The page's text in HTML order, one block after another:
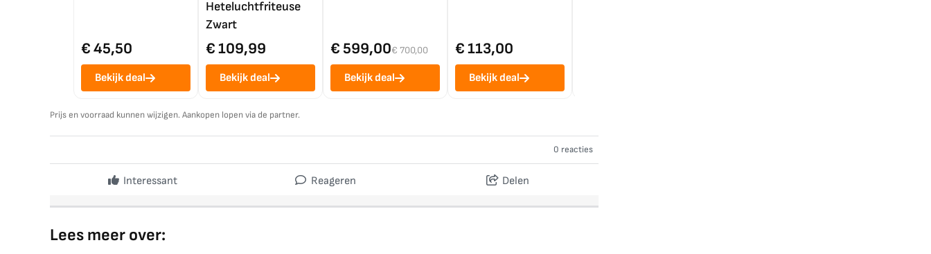
€ 45,50
Bekijk deal
Heteluchtfriteuse
Zwart
€ 109,99
Bekijk deal
€ 599,00€ 700,00
Bekijk deal
€ 113,00
Bekijk deal
Prijs en voorraad kunnen wijzigen. Aankopen lopen via de partner.
0 reacties
Interessant Reageren Delen
Lees meer over: